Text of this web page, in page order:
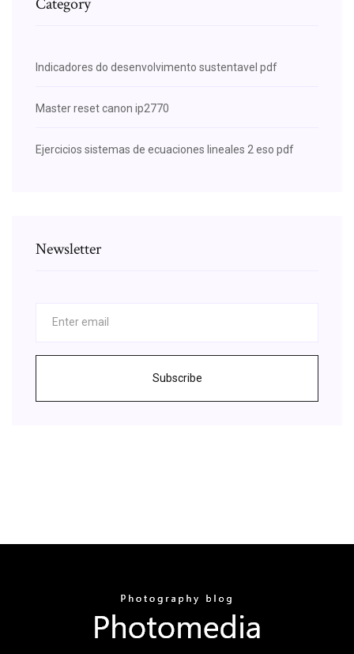
Indicadores do desenvolvimento sustentavel pdf
Master reset canon ip2770
Ejercicios sistemas de ecuaciones lineales 2 eso pdf
Newsletter
Subscribe